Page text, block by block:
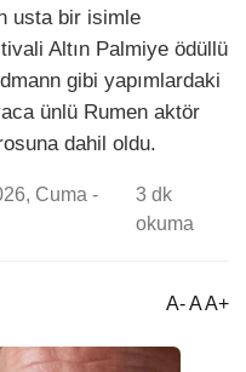
usta bir isimle
Altın Palmiye ödüllü
gibi yapımlardaki
ünlü Rumen aktör
dahil oldu.
Cuma -
3 dk
okuma
A- A A+